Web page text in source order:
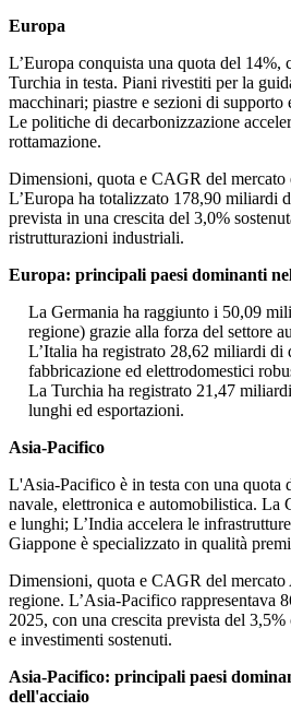
Europa
L’Europa conquista una quota del 14%,
Turchia in testa. Piani rivestiti per la
macchinari; piastre e sezioni di supporto
Le politiche di decarbonizzazione
rottamazione.
Dimensioni, quota e CAGR del mercato
L’Europa ha totalizzato 178,90 miliardi
prevista in una crescita del 3,0%
ristrutturazioni industriali.
Europa: principali paesi dominanti
La Germania ha raggiunto i 50,09
regione) grazie alla forza del settore
L’Italia ha registrato 28,62 miliardi di
fabbricazione ed elettrodomestici
La Turchia ha registrato 21,47
lunghi ed esportazioni.
Asia-Pacifico
L'Asia-Pacifico è in testa con una quota
navale, elettronica e automobilistica. La
e lunghi; L’India accelera le
Giappone è specializzato in qualità
Dimensioni, quota e CAGR del mercato
regione. L’Asia-Pacifico rappresentava
2025, con una crescita prevista del
e investimenti sostenuti.
Asia-Pacifico: principali paesi
dell'acciaio